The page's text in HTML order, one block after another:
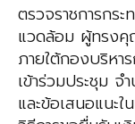
ตรวจราชการกร
แวดล้อม ผู้ทรง
ภายใต้กองบริหา
เข้าร่วมประชุม
และข้อเสนอแนะ